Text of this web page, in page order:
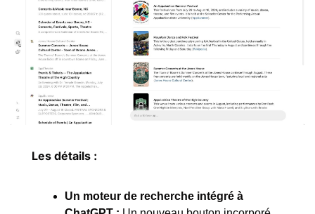
Les détails :
Un moteur de recherche intégré à